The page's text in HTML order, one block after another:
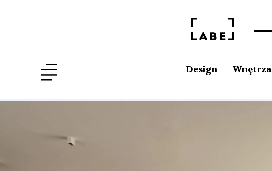
Design Wnętrza